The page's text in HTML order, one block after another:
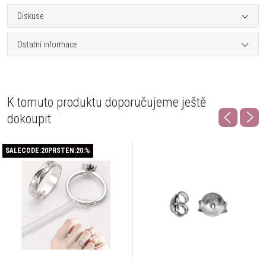
Diskuse
Ostatní informace
K tomuto produktu doporučujeme ještě
dokoupit
SALECODE:20PRSTEN:20:%